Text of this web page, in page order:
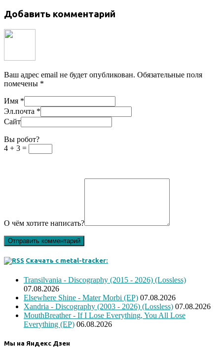
Добавить комментарий
Ваш адрес email не будет опубликован. Обязательные поля
помечены *
Имя *
Эл.почта *
Сайт
Вы робот?
4 + 3 =
О чём хотите написать?
Скачать с metal-tracker:
Transilvania - Discography (2015 - 2026) (Lossless)
07.08.2026
Elsewhere Shine - Mater Morbi (EP) 07.08.2026
Xandria - Discography (2003 - 2026) (Lossless) 07.08.2026
MouthBreather - If I Lose Everything, You All Lose
Everything (EP) 06.08.2026
Мы на Яндекс Дзен